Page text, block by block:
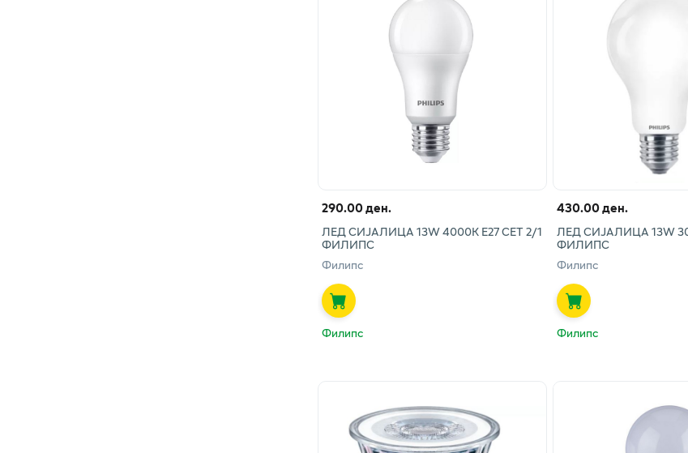
290.00 ден.
ЛЕД СИЈАЛИЦА 13W 4000K Е27 СЕТ 2/1
ФИЛИПС
Филипс
Филипс
430.00 ден.
ЛЕД СИЈАЛИЦА 13W
ФИЛИПС
Филипс
Филипс